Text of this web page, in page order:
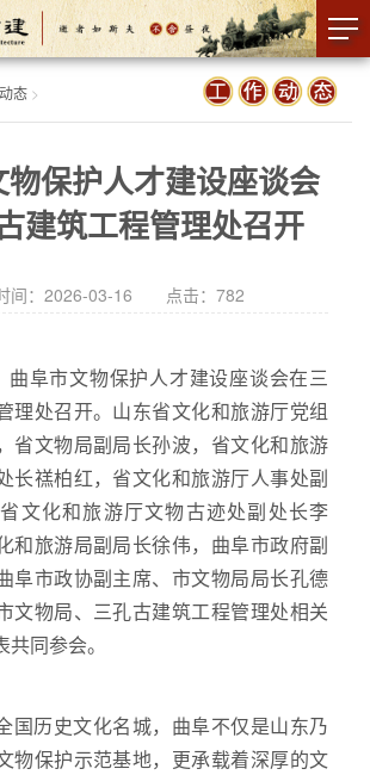
态 >
物保护人才建设座谈会
建筑工程管理处召开
间：2026-03-16 点击： 782
曲阜市文物保护人才建设座谈会在三
理处召开。山东省文化和旅游厅党组
省文物局副局长孙波，省文化和旅游
长禚柏红，省文化和旅游厅人事处副
文化和旅游厅文物古迹处副处长李
和旅游局副局长徐伟，曲阜市政府副
阜市政协副主席、市文物局局长孔德
文物局、三孔古建筑工程管理处相关
同参会。
国历史文化名城，曲阜不仅是山东乃
物保护示范基地，更承载着深厚的文